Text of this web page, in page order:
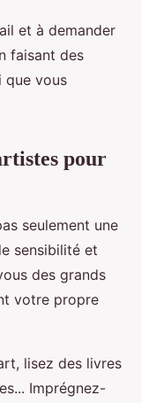
et à demander
faisant des
que vous
pour
seulement une
sensibilité et
des grands
votre propre
lisez des livres
Imprégnez-